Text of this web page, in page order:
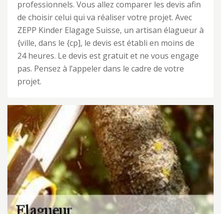
professionnels. Vous allez comparer les devis afin
de choisir celui qui va réaliser votre projet. Avec
ZEPP Kinder Elagage Suisse, un artisan élagueur à
{ville, dans le {cp], le devis est établi en moins de
24 heures. Le devis est gratuit et ne vous engage
pas. Pensez à l’appeler dans le cadre de votre
projet.